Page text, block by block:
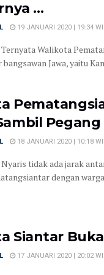
…
19 JANUARI 2020 | 19:34
Walikota
Jawa, yaitu
18 JANUARI 2020 | 10:18
tidak ada jarak
dengan
Siantar
17 JANUARI 2020 | 20:02